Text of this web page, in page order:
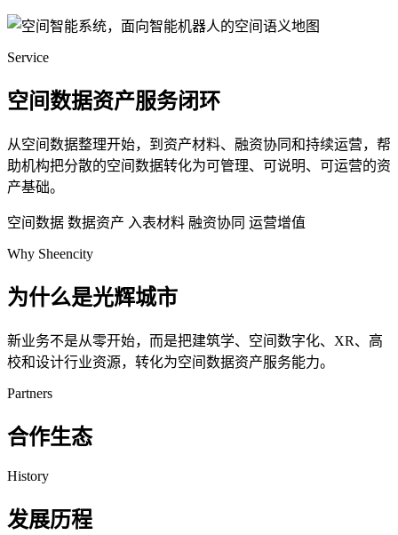
Service
空间数据资产服务闭环
从空间数据整理开始，到资产材料、融资协同和持续运营，帮
助机构把分散的空间数据转化为可管理、可说明、可运营的资
产基础。
空间数据 数据资产 入表材料 融资协同 运营增值
Why Sheencity
为什么是光辉城市
新业务不是从零开始，而是把建筑学、空间数字化、XR、高
校和设计行业资源，转化为空间数据资产服务能力。
Partners
合作生态
History
发展历程